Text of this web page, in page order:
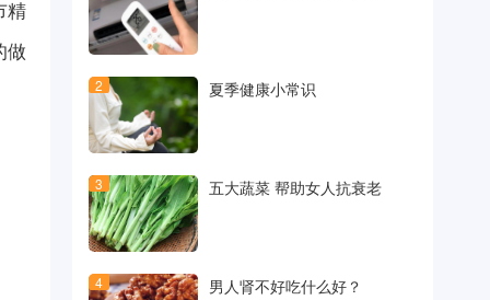
精
做
2 夏季健康小常识
3 五大蔬菜 帮助女人抗衰老
4 男人肾不好吃什么好？